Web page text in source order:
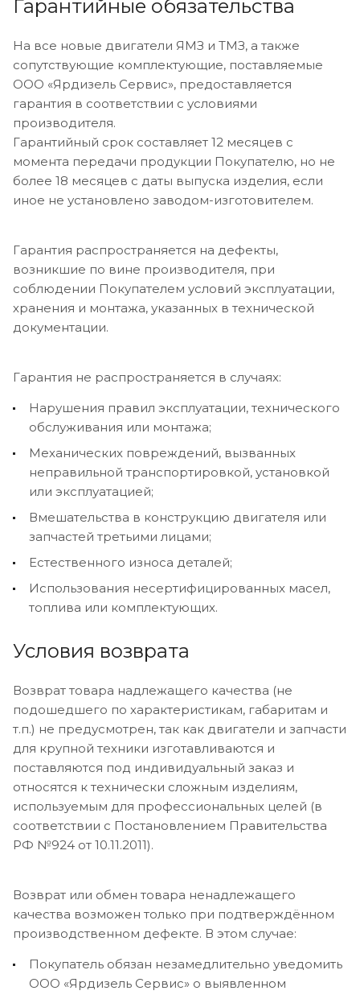
Гарантийные обязательства
На все новые двигатели ЯМЗ и ТМЗ, а также
сопутствующие комплектующие, поставляемые
ООО «Ярдизель Сервис», предоставляется
гарантия в соответствии с условиями
производителя.
Гарантийный срок составляет 12 месяцев с
момента передачи продукции Покупателю, но не
более 18 месяцев с даты выпуска изделия, если
иное не установлено заводом-изготовителем.
Гарантия распространяется на дефекты,
возникшие по вине производителя, при
соблюдении Покупателем условий эксплуатации,
хранения и монтажа, указанных в технической
документации.
Гарантия не распространяется в случаях:
Нарушения правил эксплуатации, технического
обслуживания или монтажа;
Механических повреждений, вызванных
неправильной транспортировкой, установкой
или эксплуатацией;
Вмешательства в конструкцию двигателя или
запчастей третьими лицами;
Естественного износа деталей;
Использования несертифицированных масел,
топлива или комплектующих.
Условия возврата
Возврат товара надлежащего качества (не
подошедшего по характеристикам, габаритам и
т.п.) не предусмотрен, так как двигатели и запчасти
для крупной техники изготавливаются и
поставляются под индивидуальный заказ и
относятся к технически сложным изделиям,
используемым для профессиональных целей (в
соответствии с Постановлением Правительства
РФ №924 от 10.11.2011).
Возврат или обмен товара ненадлежащего
качества возможен только при подтверждённом
производственном дефекте. В этом случае:
Покупатель обязан незамедлительно уведомить
ООО «Ярдизель Сервис» о выявленном